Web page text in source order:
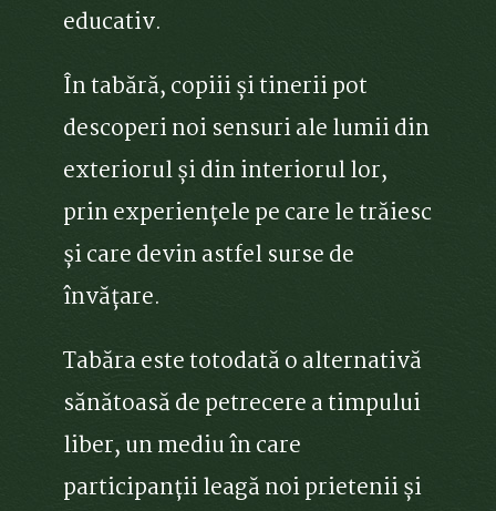
educativ.
În tabără, copiii și tinerii pot
descoperi noi sensuri ale lumii din
exteriorul și din interiorul lor,
prin experiențele pe care le trăiesc
și care devin astfel surse de
învățare.
Tabăra este totodată o alternativă
sănătoasă de petrecere a timpului
liber, un mediu în care
participanții leagă noi prietenii și